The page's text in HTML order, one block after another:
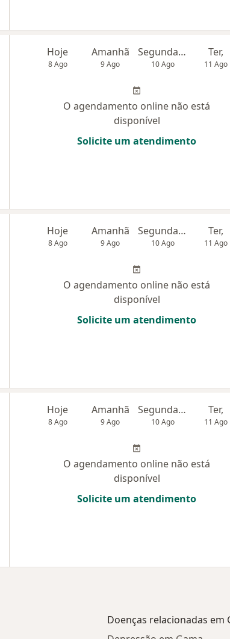
Hoje
8 Ago
Amanhã
9 Ago
Segunda-feira
10 Ago
Ter,
11 Ago
O agendamento online não está
disponível
Solicite um atendimento
Hoje
8 Ago
Amanhã
9 Ago
Segunda-feira
10 Ago
Ter,
11 Ago
O agendamento online não está
disponível
Solicite um atendimento
Hoje
8 Ago
Amanhã
9 Ago
Segunda-feira
10 Ago
Ter,
11 Ago
O agendamento online não está
disponível
Solicite um atendimento
Doenças relacionadas em